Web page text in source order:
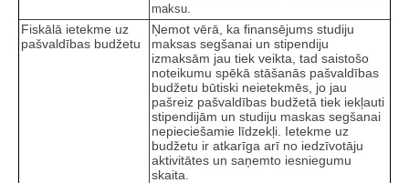
maksu.
Fiskālā ietekme uz
pašvaldības budžetu
Ņemot vērā, ka finansējums studiju
maksas segšanai un stipendiju
izmaksām jau tiek veikta, tad saistošo
noteikumu spēkā stāšanās pašvaldības
budžetu būtiski neietekmēs, jo jau
pašreiz pašvaldības budžetā tiek iekļauti
stipendijām un studiju maskas segšanai
nepieciešamie līdzekļi. Ietekme uz
budžetu ir atkarīga arī no iedzīvotāju
aktivitātes un saņemto iesniegumu
skaita.